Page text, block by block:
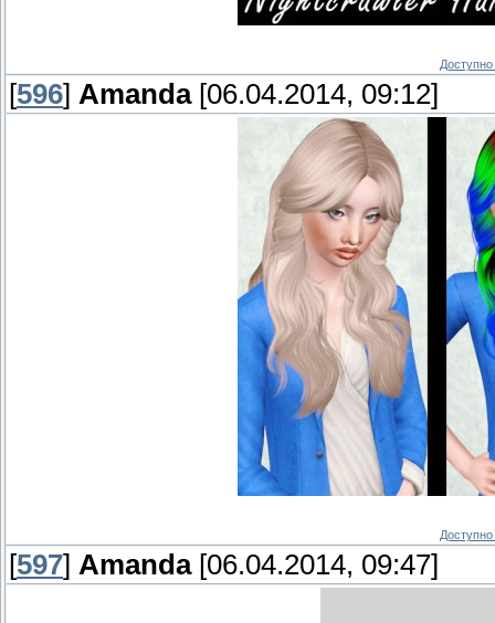
[596] Amanda[06.04.2014, 09:12]
[597] Amanda[06.04.2014, 09:47]